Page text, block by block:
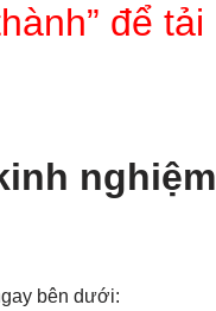
để tải
nghiệm
bên dưới: